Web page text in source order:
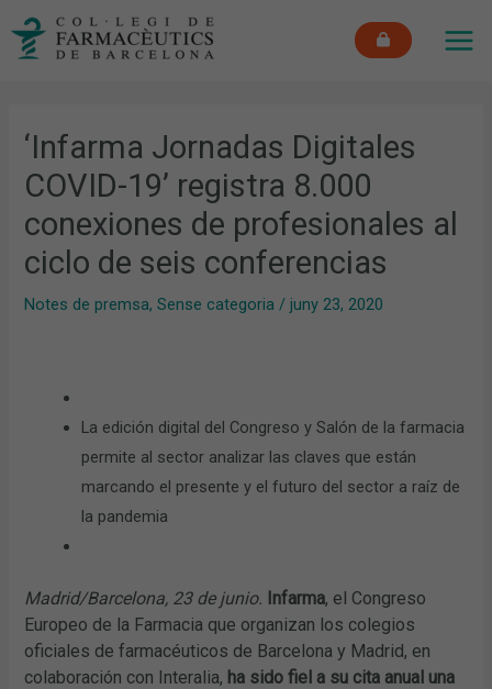
‘Infarma Jornadas Digitales
COVID-19’ registra 8.000
conexiones de profesionales al
ciclo de seis conferencias
Notes de premsa,Sense categoria /juny 23, 2020
La edición digital del Congreso y Salón de la farmacia
permite al sector analizar las claves que están
marcando el presente y el futuro del sector a raíz de
la pandemia
Madrid/Barcelona, 23 de junio. Infarma, el Congreso
Europeo de la Farmacia que organizan los colegios
oficiales de farmacéuticos de Barcelona y Madrid, en
colaboración con Interalia, ha sido fiel a su cita anual una